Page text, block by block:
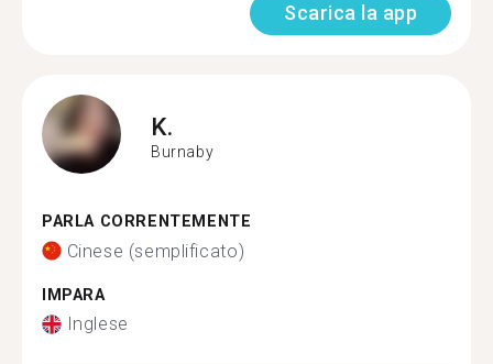
Scarica la app
K.
Burnaby
PARLA CORRENTEMENTE
Cinese (semplificato)
IMPARA
Inglese